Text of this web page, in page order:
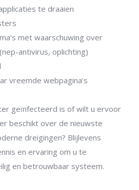
te draaien
met waarschuwing over
antivirus, oplichting)
vreemde webpagina’s
geïnfecteerd is of wilt u ervoor
beschikt over de nieuwste
dreigingen? Blijlevens
en ervaring om u te
en betrouwbaar systeem.